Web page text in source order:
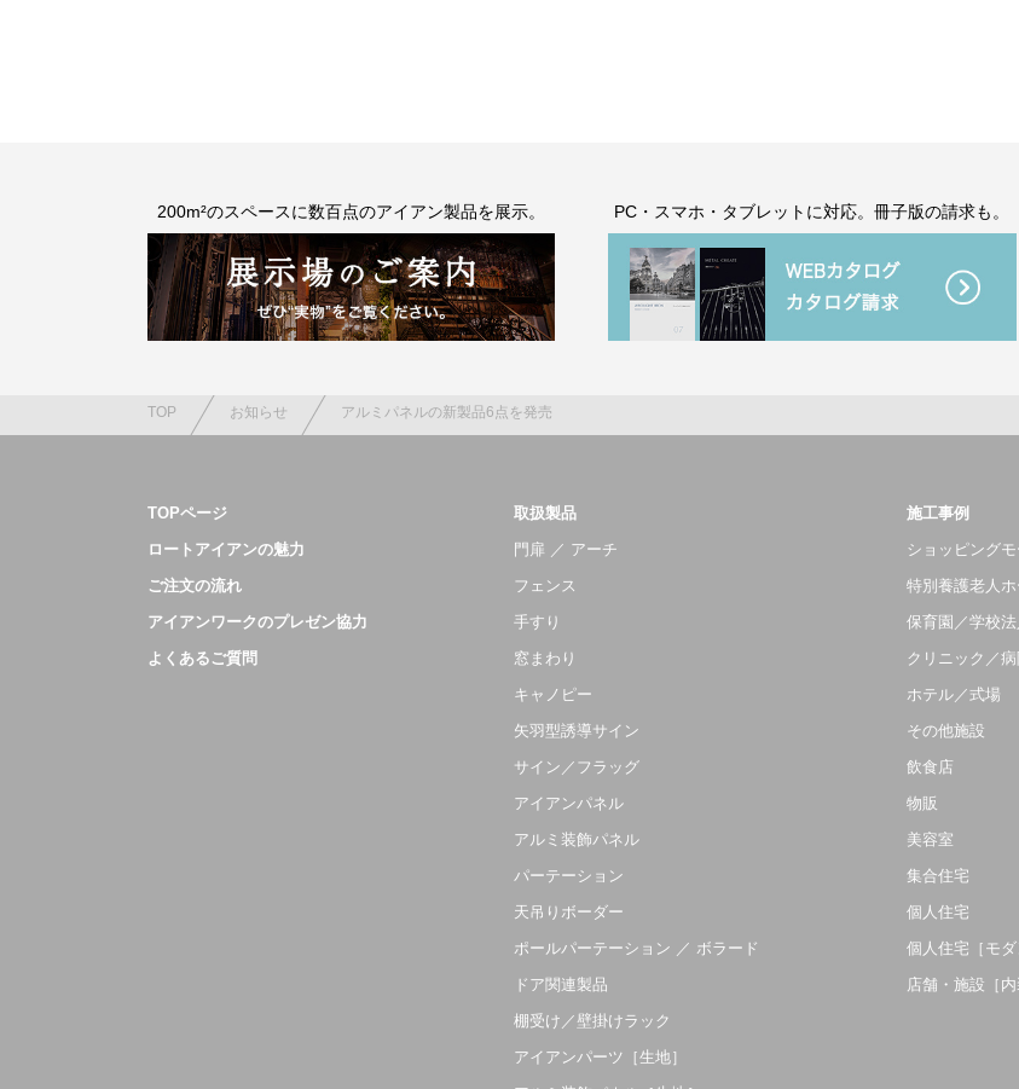
200m²のスペースに数百点のアイアン製品を展示。 PC・スマホ・タブレットに対応。冊子版の請求も。
TOP お知らせ アルミパネルの新製品6点を発売
TOPページ
ロートアイアンの魅力
ご注文の流れ
アイアンワークのプレゼン協力
よくあるご質問
取扱製品
門扉 ／ アーチ
フェンス
手すり
窓まわり
キャノピー
矢羽型誘導サイン
サイン／フラッグ
アイアンパネル
アルミ装飾パネル
パーテーション
天吊りボーダー
ポールパーテーション ／ ボラード
ドア関連製品
棚受け／壁掛けラック
アイアンパーツ［生地］
施工事例
ショッピング
特別養護老人
保育園／学校法
クリニック／
ホテル／式場
その他施設
飲食店
物販
美容室
集合住宅
個人住宅
個人住宅［モダ
店舗・施設［内